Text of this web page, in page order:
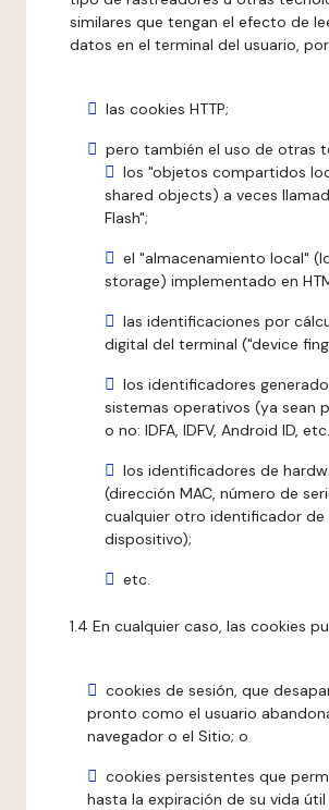
similares que tengan el efecto de
datos en el terminal del usuario,
las cookies HTTP;
pero también el uso de otras
los "objetos compartidos
shared objects) a veces
Flash";
el "almacenamiento local"
storage) implementado en
las identificaciones por
digital del terminal ("device
los identificadores
sistemas operativos (ya sean
o no: IDFA, IDFV, Android ID,
los identificadores de
(dirección MAC, número de
cualquier otro identificador de
dispositivo);
etc.
1.4 En cualquier caso, las cookies
cookies de sesión, que
pronto como el usuario
navegador o el Sitio; o
cookies persistentes que
hasta la expiración de su vida útil